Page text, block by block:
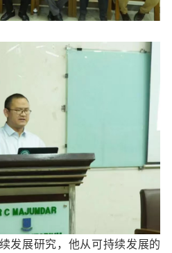
发展研究，他从可持续发展的